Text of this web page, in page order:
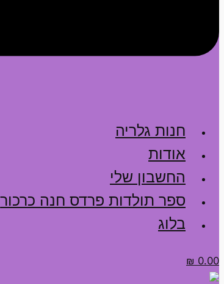
חנות גלריה
אודות
החשבון שלי
ספר תולדות פרדס חנה כרכור
בלוג
0.00
₪